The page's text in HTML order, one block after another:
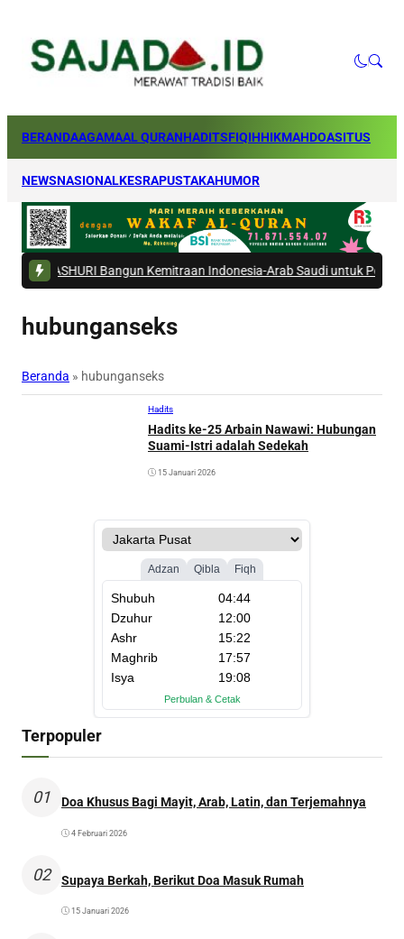
BERANDAAGAMAAL QURANHADITSFIQIHHIKMAHDOASITUS
NEWSNASIONALKESRAPUSTAKAHUMOR
Bangun Kemitraan Indonesia-Arab Saudi untuk Perkuat
hubunganseks
Beranda » hubunganseks
Hadits
Hadits ke-25 Arbain Nawawi: Hubungan
Suami-Istri adalah Sedekah
15 Januari 2026
Terpopuler
01 Doa Khusus Bagi Mayit, Arab, Latin, dan Terjemahnya
4 Februari 2026
02 Supaya Berkah, Berikut Doa Masuk Rumah
15 Januari 2026